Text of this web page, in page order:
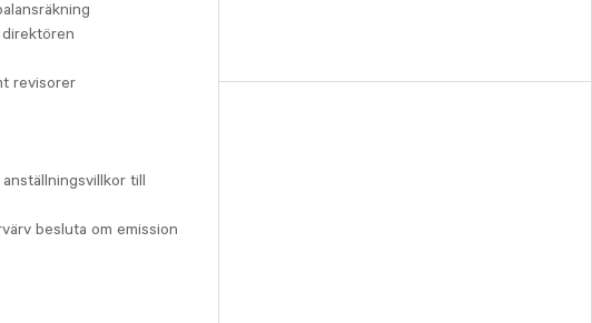
revisorer
till
besluta om emission